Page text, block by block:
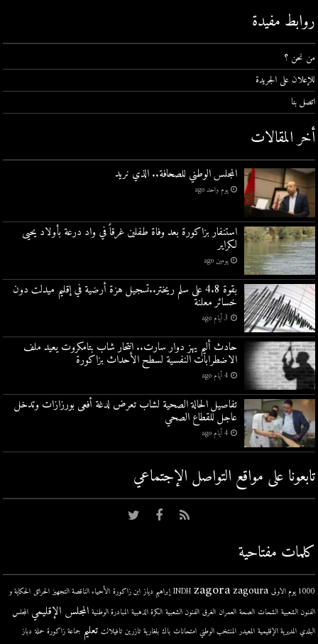
روابط مفيدة
من نحن ؟
للإعلان على الجريدة
اتصل بنا
أخر المقالات
المجلس الوطني للصحافة.. الذي نريد
يوم واحد ago
استنفار بزاكورة بعد وفاة طفلين غرقاً في واد درعة بأولاد يحيى
لكراير
يومين ago
بقوة 4.8 على سلم ريختر..تسجيل هزة أرضية في إقليم ميدلت دون
خسائر معلنة
3 أيام ago
حادث أليم يهز دوار سارت.. انتحار شاب بتامكروت يعيد ملف
الاضطرابات النفسية لسطح الأحداث بزاكورة
4 أيام ago
تفاصيل الحالة الصحية لشاب تعرض لدغة أفعى بورزازات وتدخل
عاجل للقطاع الصحي
4 أيام ago
تابعونا على مواقع التواصل اﻹجتماعي
كلمات مفتاحية
1000 يوم الاولى INDH zagora zagoura إبراهيم دياز ابن زاكورة الأحياء الناقصة التجهيز الحرائق الحكاية و
الفنون الشعبية الشحات الصحة العمران الغرق الفنون الشعبية الكرة الذهبية المبادرة الوطنية المجلس الإقليمي المجلس
البلدي المديرية الإقليمية المعيدر المنتخب الوطني امتحانات باك بلغارية تازرين تافيلالت تعليم جماعة زاكورة حملة دباز